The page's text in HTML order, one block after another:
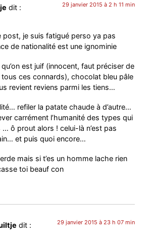
dit : 29 janvier 2015 à 2 h 11 min
post, je suis fatigué perso ya pas
de nationalité est une ignominie
est juif (innocent, faut préciser de
ces connards), chocolat bleu pâle
revient reviens parmi les tiens…
refiler la patate chaude à d’autre…
carrément l’humanité des types qui
ô prout alors ! celui-là n’est pas
et puis quoi encore…
mais si t’es un homme lache rien
toi beauf con
dit : 29 janvier 2015 à 23 h 07 min